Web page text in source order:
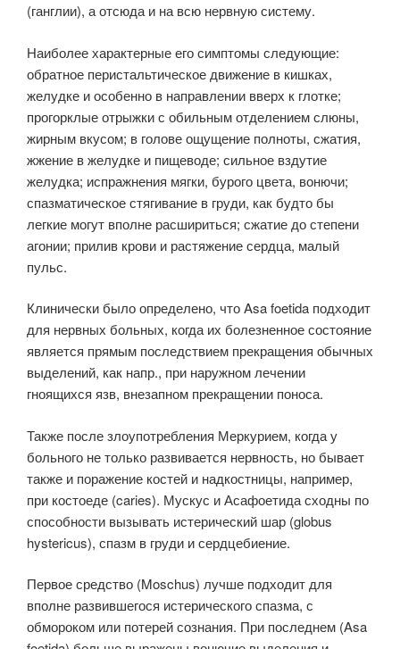
(ганглии), а отсюда и на всю нервную систему.
Наиболее характерные его симптомы следующие:
обратное перистальтическое движение в кишках,
желудке и особенно в направлении вверх к глотке;
прогорклые отрыжки с обильным отделением слюны,
жирным вкусом; в голове ощущение полноты, сжатия,
жжение в желудке и пищеводе; сильное вздутие
желудка; испражнения мягки, бурого цвета, вонючи;
спазматическое стягивание в груди, как будто бы
легкие могут вполне расшириться; сжатие до степени
агонии; прилив крови и растяжение сердца, малый
пульс.
Клинически было определено, что Asa foetida подходит
для нервных больных, когда их болезненное состояние
является прямым последствием прекращения обычных
выделений, как напр., при наружном лечении
гноящихся язв, внезапном прекращении поноса.
Также после злоупотребления Меркурием, когда у
больного не только развивается нервность, но бывает
также и поражение костей и надкостницы, например,
при костоеде (caries). Мускус и Асафоетида сходны по
способности вызывать истерический шар (globus
hystericus), спазм в груди и сердцебиение.
Первое средство (Moschus) лучше подходит для
вполне развившегося истерического спазма, с
обмороком или потерей сознания. При последнем (Asa